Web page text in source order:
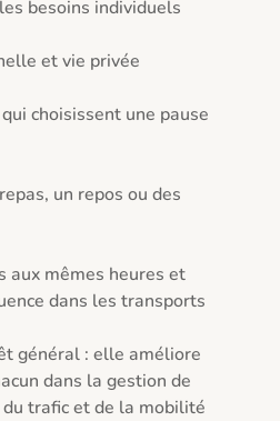
besoins individuels
et vie privée
choisissent une pause
un repos ou des
aux mêmes heures et
dans les transports
général : elle améliore
dans la gestion de
trafic et de la mobilité